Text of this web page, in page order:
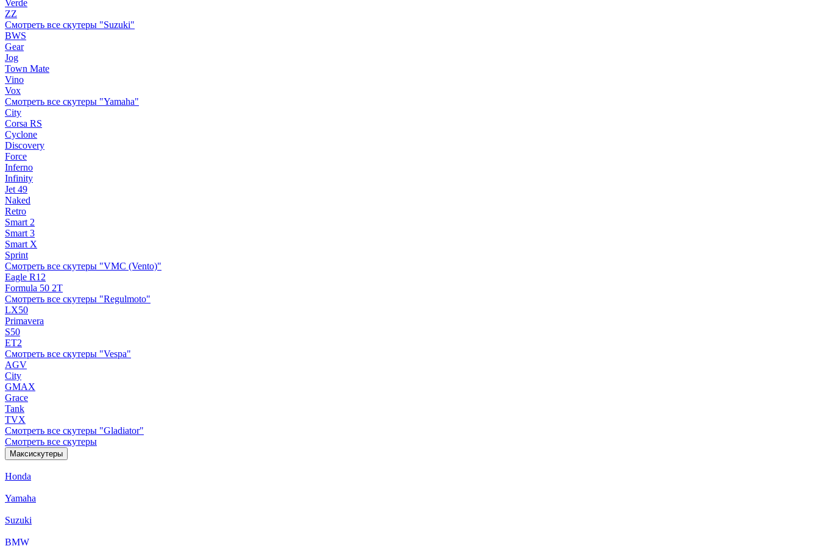
Verde
ZZ
Смотреть все скутеры "Suzuki"
BWS
Gear
Jog
Town Mate
Vino
Vox
Смотреть все скутеры "Yamaha"
City
Corsa RS
Cyclone
Discovery
Force
Inferno
Infinity
Jet 49
Naked
Retro
Smart 2
Smart 3
Smart X
Sprint
Смотреть все скутеры "VMC (Vento)"
Eagle R12
Formula 50 2Т
Смотреть все скутеры "Regulmoto"
LX50
Primavera
S50
ET2
Смотреть все скутеры "Vespa"
AGV
City
GMAX
Grace
Tank
TVX
Смотреть все скутеры "Gladiator"
Смотреть все скутеры
Максискутеры
Honda
Yamaha
Suzuki
BMW